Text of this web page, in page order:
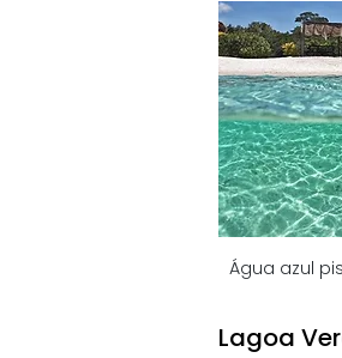
Água azul
Lagoa